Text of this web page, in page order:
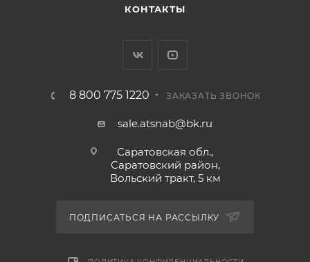
КОНТАКТЫ
8 800 775 1220 ЗАКАЗАТЬ ЗВОНОК
sale.atsnab@bk.ru
Саратовская обл.,
Саратовский район,
Вольский тракт, 5 км
ПОДПИСАТЬСЯ НА РАССЫЛКУ